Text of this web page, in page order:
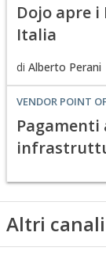
Dojo apre
Italia
di Alberto Perani
VENDOR POINT
Pagamenti
Altri canali